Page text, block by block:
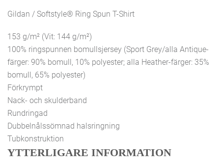
Gildan / Softstyle® Ring Spun T-Shirt
153 g/m² (Vit: 144 g/m²)
100% ringspunnen bomullsjersey (Sport Grey/alla Antique-
färger: 90% bomull, 10% polyester; alla Heather-färger: 35%
bomull, 65% polyester)
Förkrympt
Nack- och skulderband
Rundringad
Dubbelnålssömnad halsringning
Tubkonstruktion
YTTERLIGARE INFORMATION